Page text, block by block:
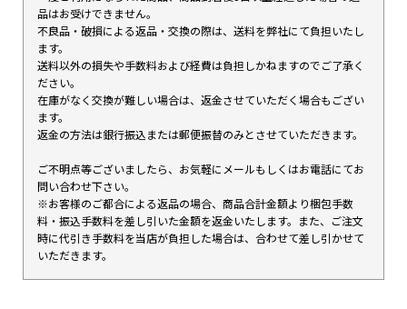
品はお受けできません。
不良品・破損による返品・交換の際は、送料を弊社にて負担いたし
ます。
送料以外の損失や手数料および経費は負担しかねますのでご了承く
ださい。
在庫がなく交換が難しい場合は、返金させていただく場合もござい
ます。
返金の方法は銀行振込または郵便振替のみとさせていただきます。
ご不明点等ございましたら、お気軽にメールもしくはお電話にてお
問い合わせ下さい。
※お客様のご都合による返品の場合、商品合計金額より梱包手数
料・振込手数料を差し引いた金額を返金いたします。また、ご注文
時に代引き手数料を当店が負担した場合は、合わせて差し引かせて
いただきます。